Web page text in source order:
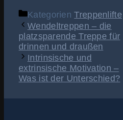
KategorienTreppenlifte
Wendeltreppen – die
platzsparende Treppe für
drinnen und draußen
Intrinsische und
extrinsische Motivation –
Was ist der Unterschied?